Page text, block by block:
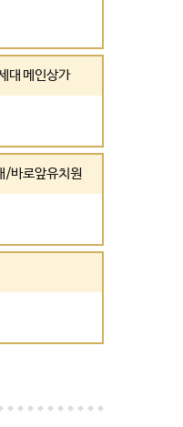
대 메인상가
/바로앞유치원